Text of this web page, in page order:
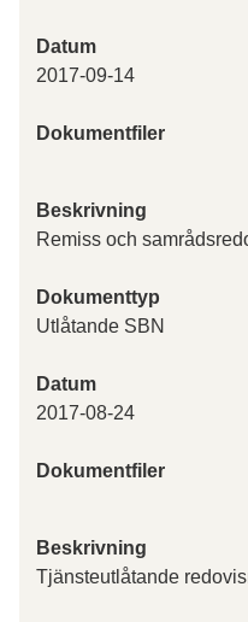
Datum
2017-09-14
Dokumentfiler
Beskrivning
Remiss och
Dokumenttyp
Utlåtande SBN
Datum
2017-08-24
Dokumentfiler
Beskrivning
Tjänsteutlåtande